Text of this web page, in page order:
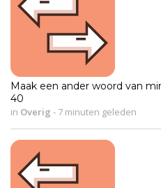
Maak een ander woord van
40
in Overig - 7 minuten geleden